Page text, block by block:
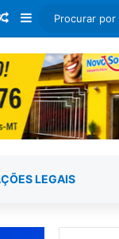
Artigo aleatório
Barra Lateral
LEGAIS